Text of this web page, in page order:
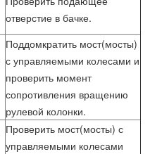
отверстие в бачке.
Поддомкратить мост(мосты)
с управляемыми колесами и
проверить момент
сопротивления вращению
рулевой колонки.
Проверить мост(мосты) с
управляемыми колесами